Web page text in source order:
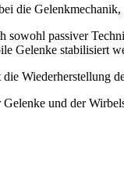
die
sowohl passiver
Gelenke stabilisiert
Wiederherstellung
und der